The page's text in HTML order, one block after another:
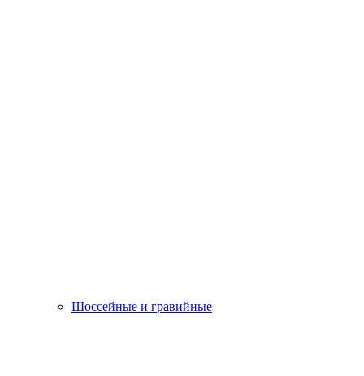
Шоссейные и гравийные